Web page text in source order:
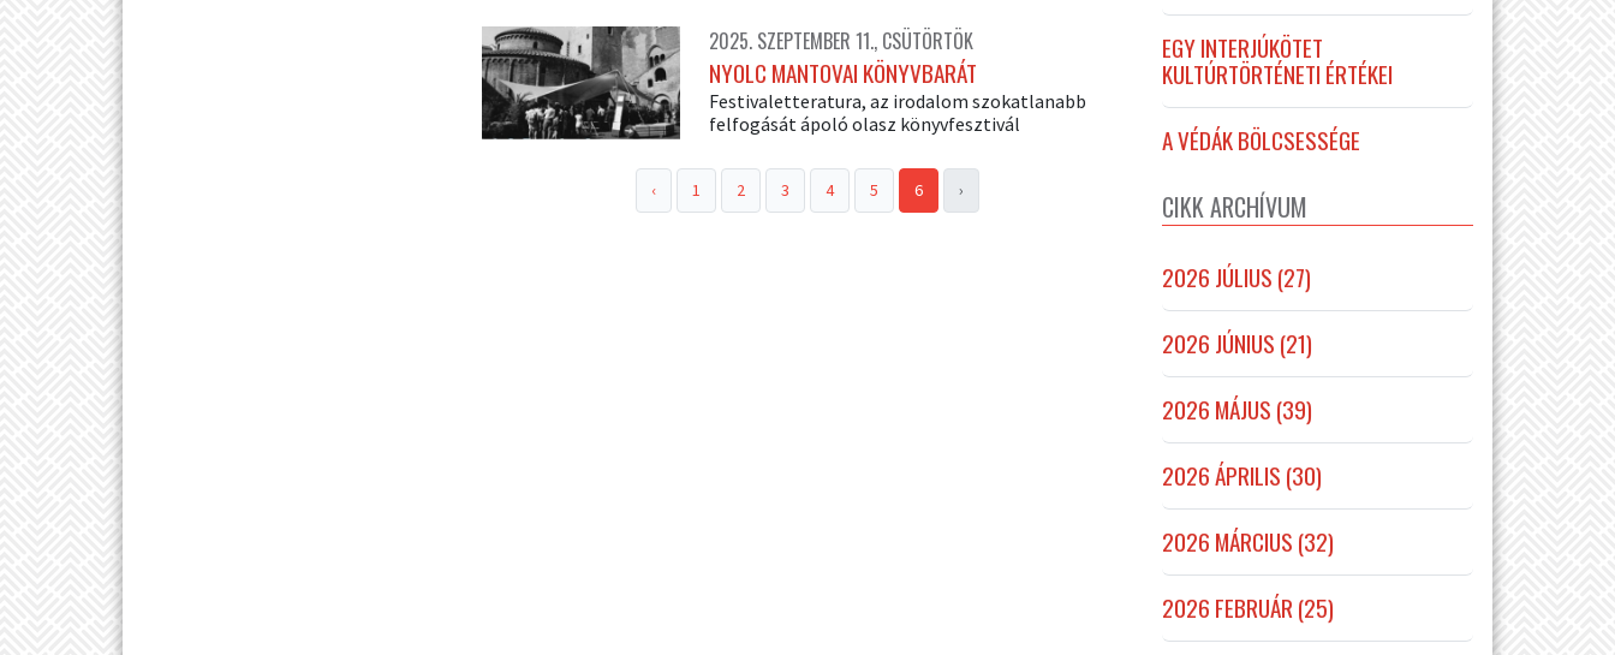
2025. SZEPTEMBER 11., CSÜTÖRTÖK
NYOLC MANTOVAI KÖNYVBARÁT
Festivaletteratura, az irodalom szokatlanabb
felfogását ápoló olasz könyvfesztivál
‹ 1 2 3 4 5 6 ›
EGY INTERJÚKÖTET
KULTÚRTÖRTÉNETI ÉRTÉKEI
A VÉDÁK BÖLCSESSÉGE
CIKK ARCHÍVUM
2026 JÚLIUS (27)
2026 JÚNIUS (21)
2026 MÁJUS (39)
2026 ÁPRILIS (30)
2026 MÁRCIUS (32)
2026 FEBRUÁR (25)